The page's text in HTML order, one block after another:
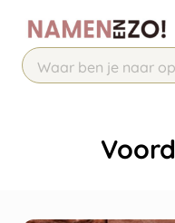
Chatbot
Chat